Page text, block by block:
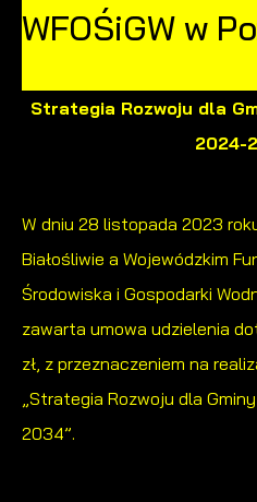
WFOŚiGW w
Strategia Rozwoju dla
2024-
W dniu 28 listopada 2023
Białośliwie a Wojewódzkim
Środowiska i Gospodarki
zawarta umowa udzielenia
zł, z przeznaczeniem na
„Strategia Rozwoju dla
2034”.
działania w celu m.in.
może działać bez zakłóceń.
Tego typu pliki cookies
zapamiętanie wprowadzonych
Dzięki tym plikom cookies
komfort korzystania z
dopasowanie jej do Twoich
Wyrażenie zgody na
cookies gwarantuje
Analityczne
Analityczne pliki cookies
dostosowywać do Twoich